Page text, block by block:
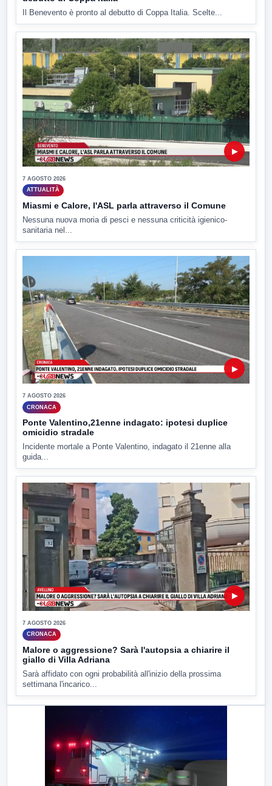
Il Benevento è pronto al debutto di Coppa Italia. Scelte...
▶
7 AGOSTO 2026
ATTUALITÀ
Miasmi e Calore, l'ASL parla attraverso il Comune
Nessuna nuova moria di pesci e nessuna criticità igienico-
sanitaria nel...
▶
7 AGOSTO 2026
CRONACA
Ponte Valentino,21enne indagato: ipotesi duplice
omicidio stradale
Incidente mortale a Ponte Valentino, indagato il 21enne alla
guida...
▶
7 AGOSTO 2026
CRONACA
Malore o aggressione? Sarà l'autopsia a chiarire il
giallo di Villa Adriana
Sarà affidato con ogni probabilità all'inizio della prossima
settimana l'incarico...